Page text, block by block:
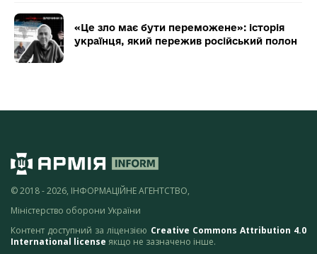
«Це зло має бути переможене»: історія
українця, який пережив російський полон
© 2018 - 2026, ІНФОРМАЦІЙНЕ АГЕНТСТВО,
Міністерство оборони України
Контент доступний за ліцензією Creative Commons Attribution 4.0
International license якщо не зазначено інше.